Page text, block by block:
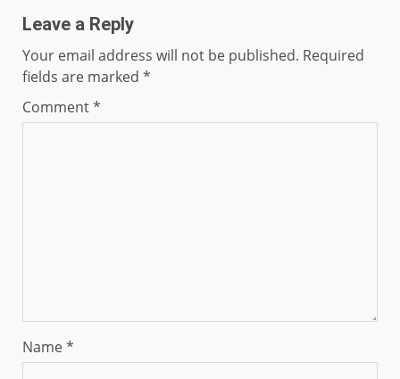
Leave a Reply
Your email address will not be published. Required
fields are marked *
Comment*
Name*